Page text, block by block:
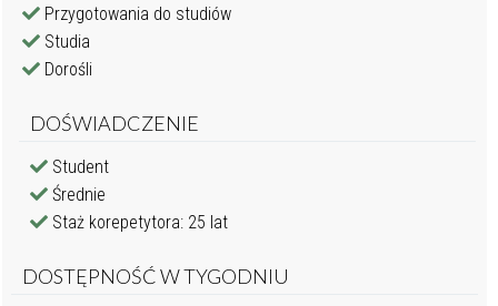
Przygotowania do studiów
Studia
Dorośli
DOŚWIADCZENIE
Student
Średnie
Staż korepetytora: 25 lat
DOSTĘPNOŚĆ W TYGODNIU